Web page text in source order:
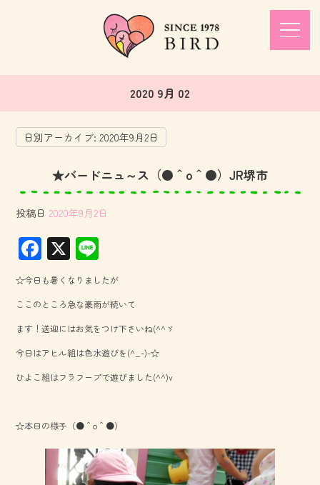
2020 9月 02
日別アーカイブ:2020年9月2日
★バードニュ～ス（●＾o＾●）JR堺市
投稿日 2020年9月2日
F
ac
e
b
o
ok
X
ne
☆今日も暑くなりましたが
ここのところ急な豪雨が続いて
ます！送迎にはお気をつけ下さいね(^^ゞ
今日はアヒル組は色水遊びを(^_-)-☆
ひよこ組はフラフープで遊びました(^^)v
☆本日の様子（●＾o＾●）